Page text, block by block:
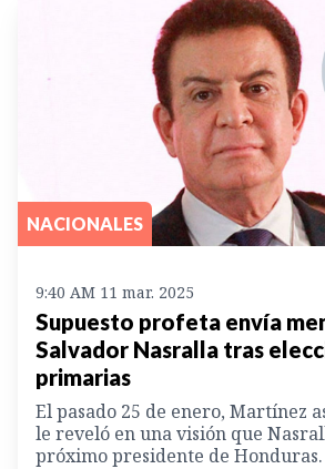
NACIONALES
9:40 AM 11 mar. 2025
Supuesto profeta envía
Salvador Nasralla tras
primarias
El pasado 25 de enero, Martínez
le reveló en una visión que
próximo presidente de Honduras.